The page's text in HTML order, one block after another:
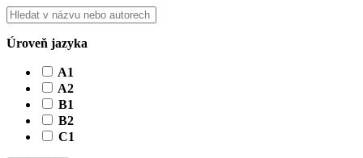
Úroveň jazyka
A1
A2
B1
B2
C1